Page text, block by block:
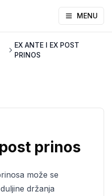
MENU
EX ANTE I EX POST
PRINOS
prinos
može se
držanja